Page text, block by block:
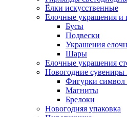
Ёлки искусственные
Елочные украшения и
Бусы
Подвески
Украшения
Шары
Елочные украшения
Новогодние
Фигурки символ
Магниты
Брелоки
Новогодняя упаковка